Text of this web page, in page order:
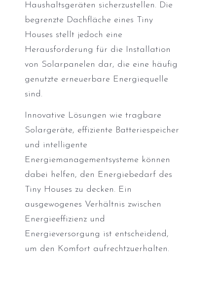
Haushaltsgeräten sicherzustellen. Die
begrenzte Dachfläche eines Tiny
Houses stellt jedoch eine
Herausforderung für die Installation
von Solarpanelen dar, die eine häufig
genutzte erneuerbare Energiequelle
sind.
Innovative Lösungen wie tragbare
Solargeräte, effiziente Batteriespeicher
und intelligente
Energiemanagementsysteme können
dabei helfen, den Energiebedarf des
Tiny Houses zu decken. Ein
ausgewogenes Verhältnis zwischen
Energieeffizienz und
Energieversorgung ist entscheidend,
um den Komfort aufrechtzuerhalten.